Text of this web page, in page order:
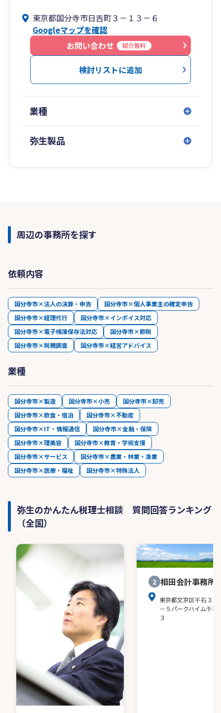
東京都国分寺市日吉町３－１３－６
Googleマップを確認
お問い合わせ
紹介無料
検討リストに追加
業種
弥生製品
周辺の事務所を探す
依頼内容
国分寺市×法人の決算・申告
国分寺市×個人事業主の確定申告
国分寺市×経理代行
国分寺市×インボイス対応
国分寺市×電子帳簿保存法対応
国分寺市×節税
国分寺市×税務調査
国分寺市×経営アドバイス
業種
国分寺市×製造 国分寺市×小売
国分寺市×卸売
国分寺市×飲食・宿泊
国分寺市×不動産
国分寺市×IT・情報通信
国分寺市×金融・保険
国分寺市×理美容
国分寺市×教育・学術支援
国分寺市×サービス
国分寺市×農業・林業・漁業
国分寺市×医療・福祉
国分寺市×特殊法人
弥生のかんたん税理士相談 質問回答ランキング
（全国）
2 相田会計事務所
東京都文京区千石３－
－５パークハイム千石
３